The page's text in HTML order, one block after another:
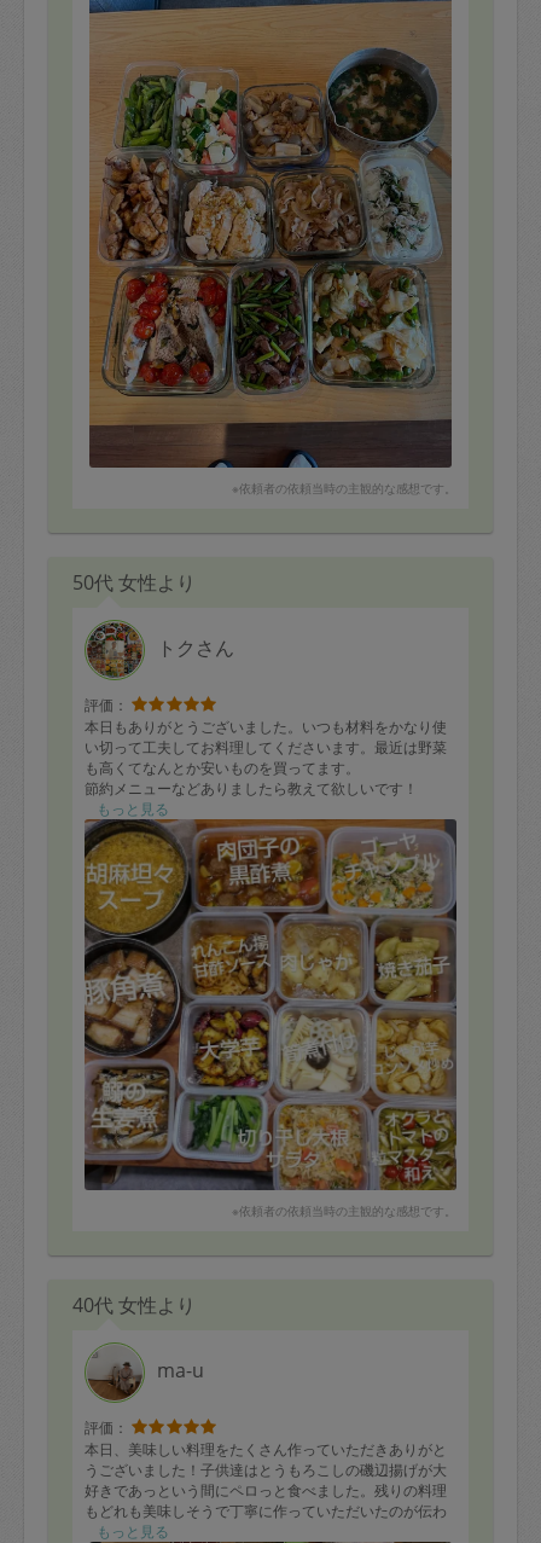
※依頼者の依頼当時の主観的な感想です。
50代 女性より
トクさん
評価：
本日もありがとうございました。いつも材料をかなり使
い切って工夫してお料理してくださいます。最近は野菜
も高くてなんとか安いものを買ってます。
節約メニューなどありましたら教えて欲しいです！
メニュー付きのお写真ありがとうございました。
もっと見る
※依頼者の依頼当時の主観的な感想です。
40代 女性より
ma-u
評価：
本日、美味しい料理をたくさん作っていただきありがと
うございました！子供達はとうもろこしの磯辺揚げが大
好きであっという間にペロっと食べました。残りの料理
もどれも美味しそうで丁寧に作っていただいたのが伝わ
ります。今週ゆっくりいただきます。
もっと見る